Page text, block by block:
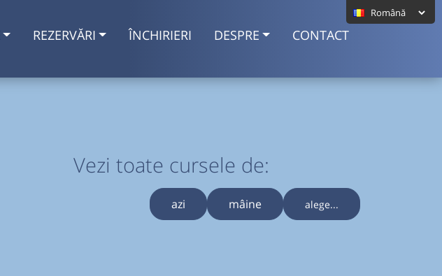
REZERVĂRI ÎNCHIRIERI DESPRE CONTACT
Vezi toate cursele de:
azi mâine alege...